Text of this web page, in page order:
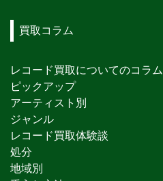
買取コラム
レコード買取についてのコラム
ピックアップ
アーティスト別
ジャンル
レコード買取体験談
処分
地域別